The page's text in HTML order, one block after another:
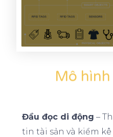
Mô
Đầu đọc di động –
tin tài sản và kiểm